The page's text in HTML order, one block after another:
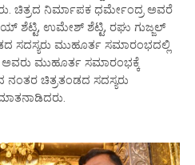
ಚಿತ್ರದ ನಿರ್ಮಾಪಕ ಧರ್ಮೇಂದ್ರ ಅವರೆ
ಶೆಟ್ಟಿ, ಉಮೇಶ್ ಶೆಟ್ಟಿ, ರಘು ಗುಜ್ಜಲ್
ಸದಸ್ಯರು ಮುಹೂರ್ತ ಸಮಾರಂಭದಲ್ಲಿ
ಅವರು ಮುಹೂರ್ತ ಸಮಾರಂಭಕ್ಕೆ
ಚಿತ್ರತಂಡದ ಸದಸ್ಯರು